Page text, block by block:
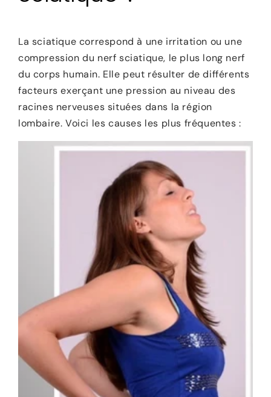
La sciatique correspond à une irritation ou une
compression du nerf sciatique, le plus long nerf
du corps humain. Elle peut résulter de différents
facteurs exerçant une pression au niveau des
racines nerveuses situées dans la région
lombaire. Voici les causes les plus fréquentes :